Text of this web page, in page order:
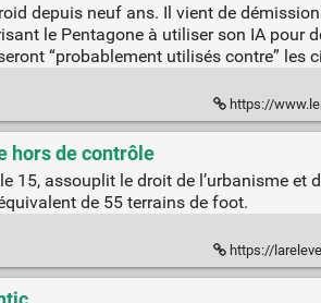
depuis neuf ans. Il vient de
le Pentagone à utiliser son IA pour
“probablement utilisés contre” les
https://
hors de contrôle
assouplit le droit de l’urbanisme et
de 55 terrains de foot.
https://